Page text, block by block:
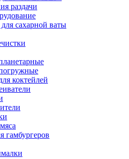
раздачи
сахарной ваты
коктейлей
гамбургеров